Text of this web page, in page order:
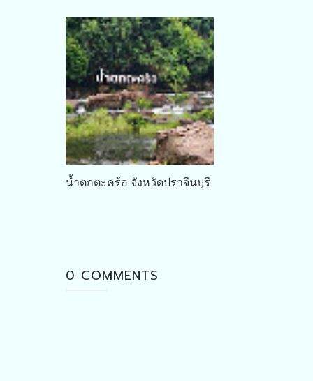
น้ำตกตะคร้อ จังหวัดปราจีนบุรี
0 COMMENTS